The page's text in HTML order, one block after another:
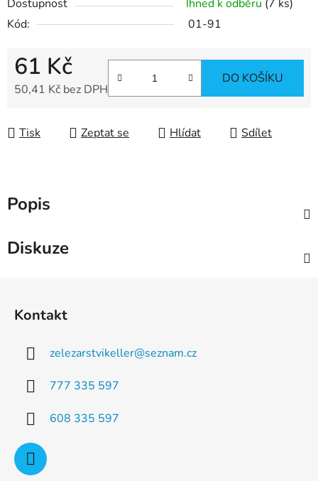
Dostupnost Ihned k odběru (7 ks)
Kód:
01-91
61 Kč
50,41 Kč bez DPH
DO KOŠÍKU
Tisk Zeptat se Hlídat Sdílet
Popis
Diskuze
Kontakt
zelezarstvikeller@seznam.cz
777 335 597
608 335 597